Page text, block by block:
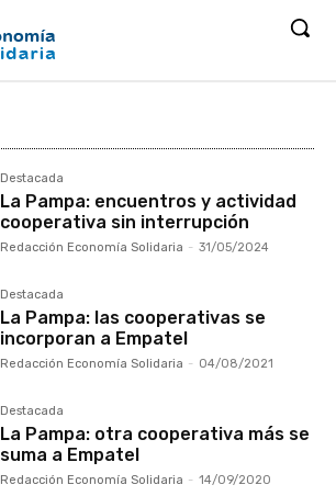
Destacada
La Pampa: encuentros y actividad
cooperativa sin interrupción
Redacción Economía Solidaria - 31/05/2024
Destacada
La Pampa: las cooperativas se
incorporan a Empatel
Redacción Economía Solidaria - 04/08/2021
Destacada
La Pampa: otra cooperativa más se
suma a Empatel
Redacción Economía Solidaria - 14/09/2020